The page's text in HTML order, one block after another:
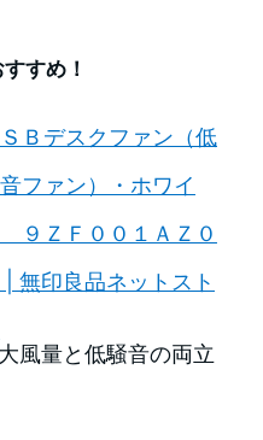
すめ！
Ｂデスクファン（低
ファン）・ホワイ
９ＺＦ００１ＡＺ０
| 無印良品ネットスト
風量と低騒音の両立